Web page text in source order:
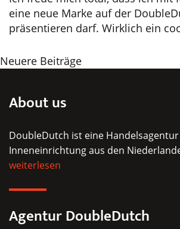
eine neue Marke auf der
präsentieren darf. Wirklich ein
Beitragsnavigation
Neuere Beiträge
About us
DoubleDutch ist eine
Inneneinrichtung aus den
weiterlesen
Agentur DoubleDutch